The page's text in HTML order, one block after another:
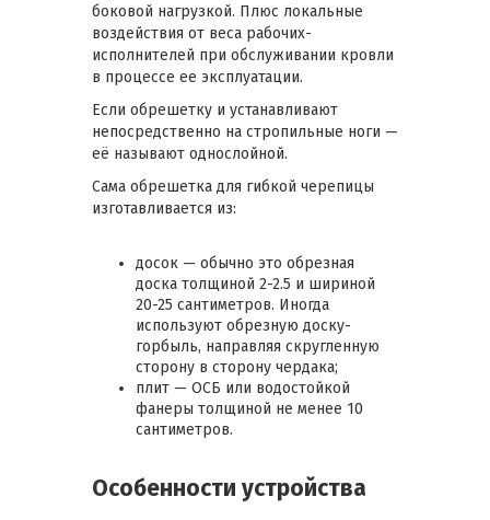
боковой нагрузкой. Плюс локальные
воздействия от веса рабочих-
исполнителей при обслуживании кровли
в процессе ее эксплуатации.
Если обрешетку и устанавливают
непосредственно на стропильные ноги —
её называют однослойной.
Сама обрешетка для гибкой черепицы
изготавливается из:
досок — обычно это обрезная
доска толщиной 2-2.5 и шириной
20-25 сантиметров. Иногда
используют обрезную доску-
горбыль, направляя скругленную
сторону в сторону чердака;
плит — ОСБ или водостойкой
фанеры толщиной не менее 10
сантиметров.
Особенности устройства